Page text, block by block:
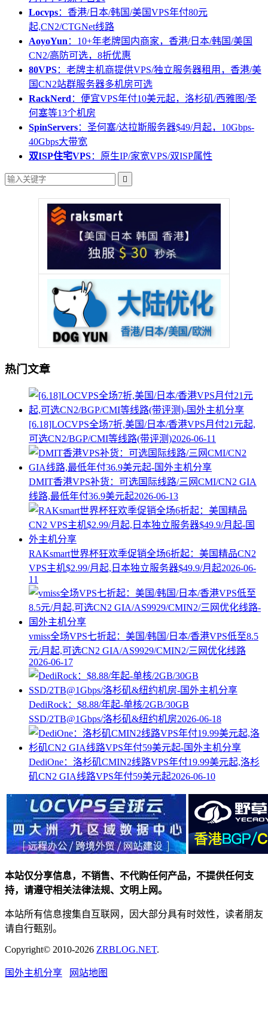
Locvps：香港/日本/韩国/美国VPS年付80元
起,CN2/CTGNet线路
AoyoYun ：10+年老牌国内商家，香港/日本/韩国/美国
CN2/高防可选，8折优惠
80VPS：老牌主机商提供VPS/独立服务器租用，香港/美
国CN2站群服务器多机房可选
RackNerd ：便宜VPS年付10美元起，洛杉矶/西雅图/圣
何塞等13个机房
SpinServers：圣何塞/达拉斯服务器$49/月起，10Gbps-
40Gbps大带宽
双ISP住宅VPS：原生IP/家宽VPS/双ISP属性

热门文章
[6.18]LOCVPS全场7折,美国/日本/香港VPS月付21元起,
可选CN2/BGP/CMI等线路(带评测)2026-06-11
DMIT香港VPS补货：可选国际线路/三网CMI/CN2 GIA
线路,最低年付36.9美元起2026-06-13
RAKsmart世界杯狂欢季促销全场6折起：美国精品CN2
VPS主机$2.99/月起,日本独立服务器$49.9/月起2026-06-
11
vmiss全场VPS七折起：美国/韩国/日本/香港VPS低至8.5
元/月起,可选CN2 GIA/AS9929/CMIN2/三网优化线路
2026-06-17
DediRock：$8.88/年起-单核/2GB/30GB
SSD/2TB@1Gbps/洛杉矶&纽约机房2026-06-18
DediOne：洛杉矶CMIN2线路VPS年付19.99美元起,洛杉
矶CN2 GIA线路VPS年付59美元起2026-06-10
本站仅分享信息，不销售、不代购任何产品，不提供任何支
持，请遵守相关法律法规、文明上网。
本站所有信息搜集自互联网，因大部分具有时效性，读者朋友
请自行甄别。
Copyright© 2010-2026 ZRBLOG.NET.
国外主机分享 网站地图